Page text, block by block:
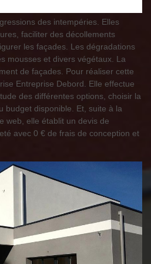
des intempéries. Elles
faciliter des décollements
les façades. Les dégradations
mousses et divers végétaux. La
de façades. Pour réaliser cette
Entreprise Debord. Elle effectue
des différentes options, choisir la
budget disponible. Et, suite à la
web, elle établit un devis de
avec 0 € de frais de conception et